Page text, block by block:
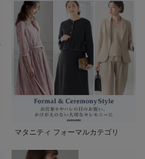
マタニティ フォーマルカテゴリ